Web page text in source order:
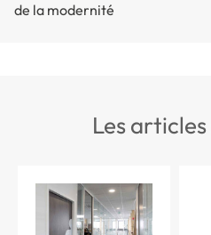
de la modernité
les articles